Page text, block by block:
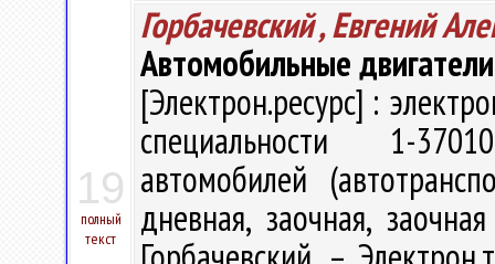
19
полный
текст
Горбачевский , Евгений
Автомобильные двигатели
[Электрон.ресурс] :
специальности 1-
автомобилей
дневная, заочная,